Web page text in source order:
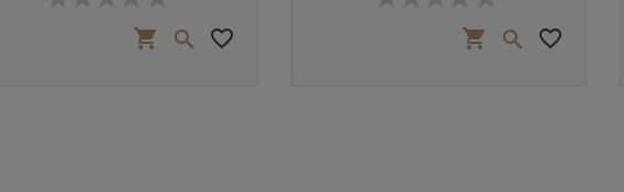
shopping_cart  favorite_border shopping_cart  favorite_border